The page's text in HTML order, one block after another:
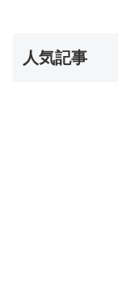
人気記事